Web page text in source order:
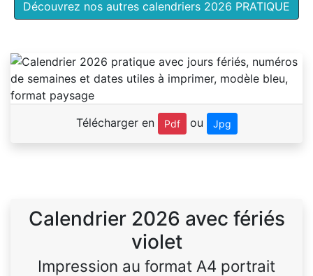
Découvrez nos autres calendriers 2026 PRATIQUE
Télécharger en Pdf ou Jpg
Calendrier 2026 avec fériés
violet
Impression au format A4 portrait